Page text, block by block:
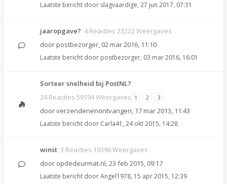
Laatste bericht door slagvaardige, 27 jun 2017, 07:31
jaaropgave? 4 Reacties 23222 Weergaves
door postbezorger, 02 mar 2016, 11:10
Laatste bericht door postbezorger, 03 mar 2016, 16:01
Sorteer snelheid bij PostNL?
24 Reacties 59194 Weergaves 1 2 3
doorverzendenenontvangen, 17 mar 2013, 11:43
Laatste bericht door Carla41 , 24 okt 2015, 14:28
winst 3 Reacties 19396 Weergaves
door opdedeurmat.nl,23 feb 2015, 09:17
Laatste bericht doorAngel1978, 15 apr 2015, 12:39